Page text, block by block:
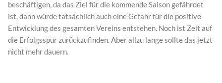
beschäftigen, da das Ziel für die kommende Saison gefährdet
ist, dann würde tatsächlich auch eine Gefahr für die positive
Entwicklung des gesamten Vereins entstehen. Noch ist Zeit auf
die Erfolgsspur zurückzufinden. Aber allzu lange sollte das jetzt
nicht mehr dauern.